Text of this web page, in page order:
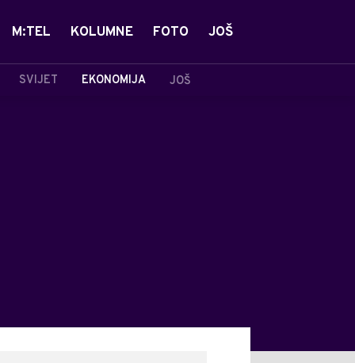
SVIJET EKONOMIJA JOŠ
M:TEL KOLUMNE FOTO JOŠ